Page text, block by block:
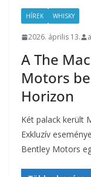
HÍREK WHISKY
2026. április 13.
A The
Motors
Horizon
Két palack került
Exkluzív
Bentley Motors